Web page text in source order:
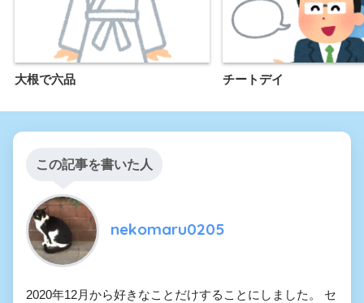
大根で六品 チートデイ
この記事を書いた人
nekomaru0205
2020年12月から好きなことだけすることにしました。 セ